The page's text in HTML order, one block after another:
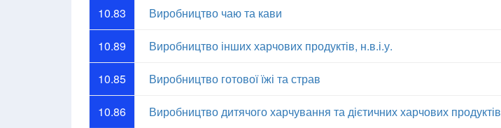
10.83 Виробництво чаю та кави
10.89 Виробництво інших харчових продуктів, н.в.і.у.
10.85 Виробництво готової їжі та страв
10.86 Виробництво дитячого харчування та дієтичних харчових продуктів